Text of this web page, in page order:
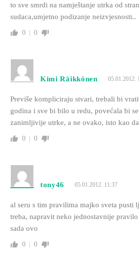
to sve smrdi na namještanje utrka od
sudaca,umjetno podizanje neizvjesnosti..
0 0
Kimi Räikkönen 05.01.2012.
Previše kompliciraju stvari, trebali bi
godina i sve bi bilo u redu, povećala bi
zanimljivije utrke, a ne ovako, isto kao
0 0
tony46 05.01.2012. 11:37
al seru s tim pravilima majko sveta pusti
treba, napravit neko jednostavnije
sada ovo
0 0